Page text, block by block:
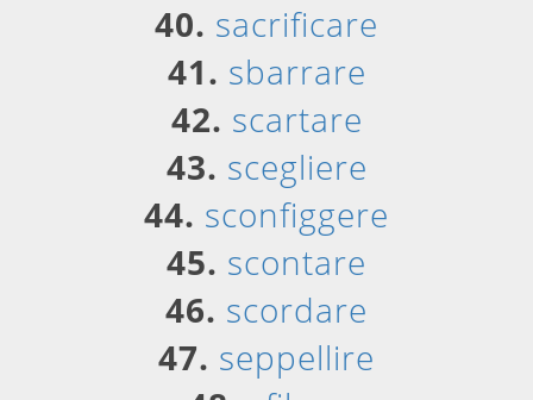
40. sacrificare
41. sbarrare
42. scartare
43. scegliere
44. sconfiggere
45. scontare
46. scordare
47. seppellire